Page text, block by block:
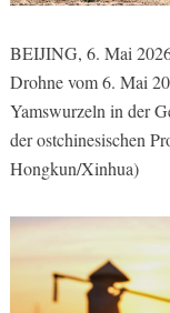
BEIJING, 6. Mai
Drohne vom 6. Mai
Yamswurzeln in der
der ostchinesischen
Hongkun/Xinhua)